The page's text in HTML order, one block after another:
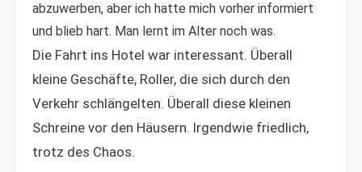
abzuwerben, aber ich hatte mich vorher informiert
und blieb hart. Man lernt im Alter noch was.
Die Fahrt ins Hotel war interessant. Überall
kleine Geschäfte, Roller, die sich durch den
Verkehr schlängelten. Überall diese kleinen
Schreine vor den Häusern. Irgendwie friedlich,
trotz des Chaos.